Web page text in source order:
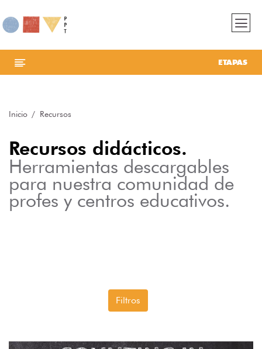
ETAPAS
Inicio Recursos
Recursos didácticos.
Herramientas descargables
para nuestra comunidad de
profes y centros educativos.
Filtros